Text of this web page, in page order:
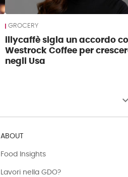
GROCERY
illycaffè sigla un accordo
Westrock Coffee per
negli Usa
keyboard_arrow_down
ABOUT
Food Insights
Lavori nella GDO?